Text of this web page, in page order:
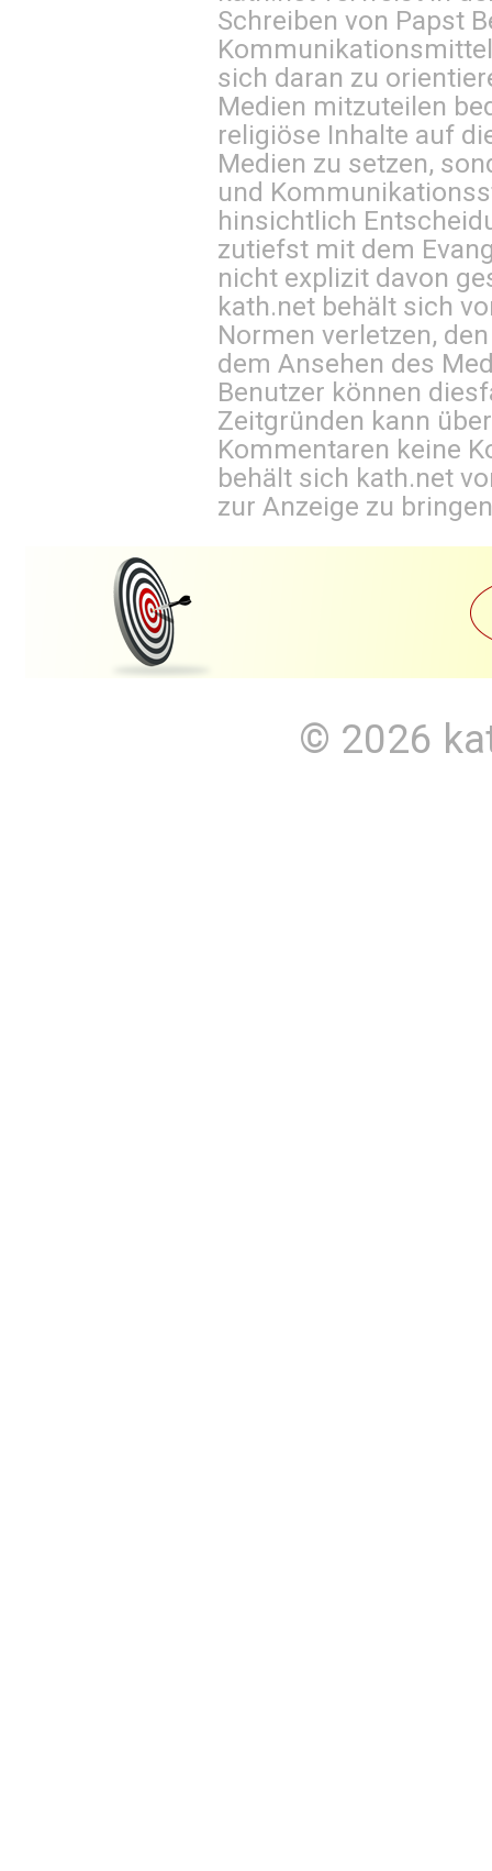
Schreiben von Papst
sich daran zu
Medien mitzuteilen
religiöse Inhalte auf
Medien zu setzen,
und
hinsichtlich
zutiefst mit dem
nicht explizit davon
kath.net behält sich
Normen verletzen,
dem Ansehen des
Benutzer können
Zeitgründen kann
Kommentaren keine
behält sich kath.net
zur Anzeige zu
© 2026